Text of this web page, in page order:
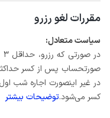
مقررات لغو رزرو
سیاست متعادل:
کسر می‌شود.توضیحات بیشتر